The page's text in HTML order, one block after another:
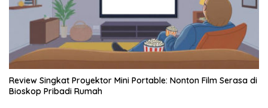
Review Singkat Proyektor Mini Portable: Nonton Film Serasa di
Bioskop Pribadi Rumah